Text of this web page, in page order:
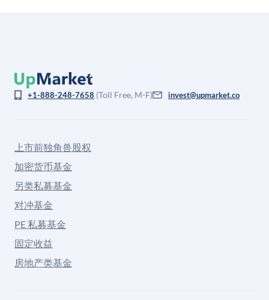
+1-888-248-7658 (Toll Free, M-F) invest@upmarket.co
上市前独角兽股权
加密货币基金
另类私募基金
对冲基金
PE 私募基金
固定收益
房地产类基金